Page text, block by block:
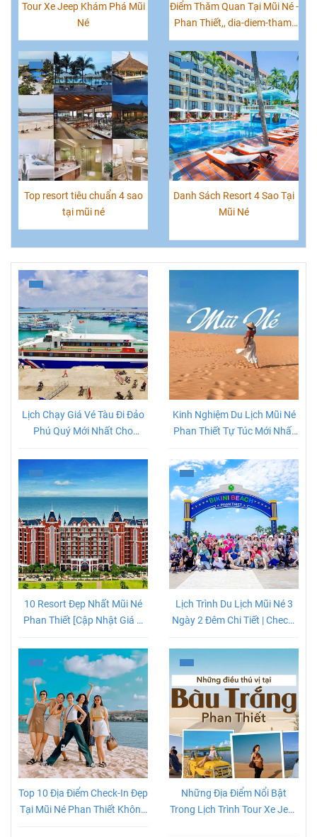
Tour Xe Jeep Khám Phá Mũi
Né
Điểm Thăm Quan Tại Mũi Né -
Phan Thiết,, dia-diem-tham-
quan-phan-thiet, nhung-
diem-tham-quan-tai-mui-ne
Top resort tiêu chuẩn 4 sao
tại mũi né
Danh Sách Resort 4 Sao Tại
Mũi Né
Lịch Chạy Giá Vé Tàu Đi Đảo
Phú Quý Mới Nhất Cho
Kinh Nghiệm Du Lịch Mũi Né
Phan Thiết Tự Túc Mới Nhất
10 Resort Đẹp Nhất Mũi Né
Phan Thiết [Cập Nhật Giá &
Lịch Trình Du Lịch Mũi Né 3
Ngày 2 Đêm Chi Tiết | Check-
Top 10 Địa Điểm Check-In Đẹp
Tại Mũi Né Phan Thiết Không
Những Địa Điểm Nổi Bật
Trong Lịch Trình Tour Xe Jeep